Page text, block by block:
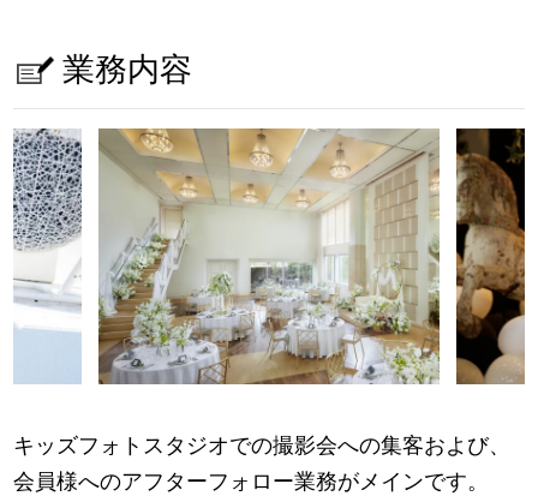
業務内容
キッズフォトスタジオでの撮影会への集客および、
会員様へのアフターフォロー業務がメインです。